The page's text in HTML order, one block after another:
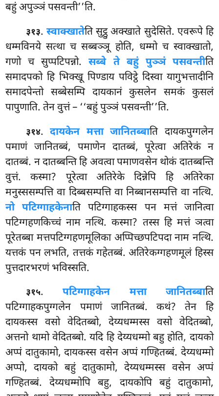
बहुं अपुञ्ञं पसवन्ती’’ति.
३१३.स्वाक्खातेति सुट्ठु अक्खाते सुदेसिते. एवरूपे हि
धम्मविनये सत्था च सब्बञ्ञू होति, धम्मो च स्वाक्खातो,
गणो च सुप्पटिपन्नो.सब्बे ते बहुं पुञ्ञं पसवन्तीति
समादपको हि भिक्खू पिण्डाय पविट्ठे दिस्वा यागुभत्तादीनि
समादपेन्तो सब्बेसम्पि दायकानं कुसलेन समकं कुसलं
पापुणाति. तेन वुत्तं – ‘‘बहुं पुञ्ञं पसवन्ती’’ति.
३१४.दायकेन मत्ता जानितब्बाति दायकपुग्गलेन
पमाणं जानितब्बं, पमाणेन दातब्बं, पूरेत्वा अतिरेकं न
दातब्बं. न दातब्बन्ति हि अवत्वा पमाणवसेन थोकं दातब्बन्ति
वुत्तं. कस्मा? पूरेत्वा अतिरेके दिन्नेपि हि अतिरेका
मनुस्ससम्पत्ति वा दिब्बसम्पत्ति वा निब्बानसम्पत्ति वा नत्थि.
नो पटिग्गाहकेनाति पटिग्गाहकस्स पन मत्तं जानित्वा
पटिग्गहणकिच्चं नाम नत्थि. कस्मा? तस्स हि मत्तं ञत्वा
पूरेतब्बा मत्तपटिग्गहणमूलिका अप्पिच्छपटिपदा नाम नत्थि.
यत्तकं पन लभति, तत्तकं गहेतब्बं. अतिरेकग्गहणमूलं हिस्स
पुत्तदारभरणं भविस्सति.
३१५.पटिग्गाहकेन मत्ता जानितब्बाति
पटिग्गाहकपुग्गलेन पमाणं जानितब्बं. कथं? तेन हि
दायकस्स वसो वेदितब्बो, देय्यधम्मस्स वसो वेदितब्बो,
अत्तनो थामो वेदितब्बो. यदि हि देय्यधम्मो बहु होति, दायको
अप्पं दातुकामो, दायकस्स वसेन अप्पं गण्हितब्बं. देय्यधम्मो
अप्पो, दायको बहुं दातुकामो, देय्यधम्मस्स वसेन अप्पं
गण्हितब्बं. देय्यधम्मोपि बहु, दायकोपि बहुं दातुकामो,